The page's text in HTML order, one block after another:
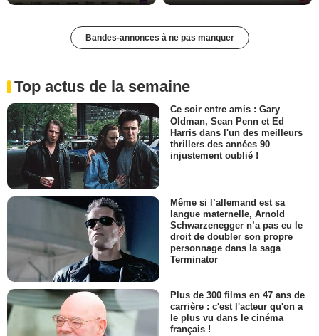
Bandes-annonces à ne pas manquer
Top actus de la semaine
Ce soir entre amis : Gary
Oldman, Sean Penn et Ed
Harris dans l'un des meilleurs
thrillers des années 90
injustement oublié !
Même si l’allemand est sa
langue maternelle, Arnold
Schwarzenegger n’a pas eu le
droit de doubler son propre
personnage dans la saga
Terminator
Plus de 300 films en 47 ans de
carrière : c'est l'acteur qu'on a
le plus vu dans le cinéma
français !